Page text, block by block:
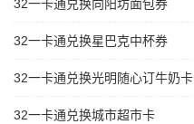
32一卡通兑换向阳坊面包券
32一卡通兑换星巴克中杯券
32一卡通兑换光明随心订牛奶卡
32一卡通兑换城市超市卡